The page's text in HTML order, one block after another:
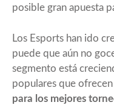
posible gran apuesta
Los Esports han ido
puede que aún no
segmento está
populares que ofrecen
para los mejores